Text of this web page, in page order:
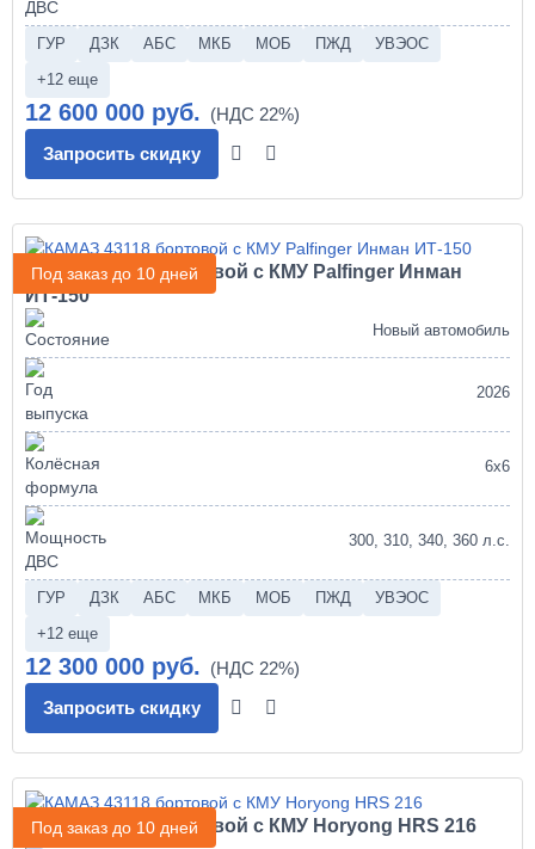
ГУР ДЗК АБС МКБ МОБ ПЖД
УВЭОС
+12 еще
12 600 000 руб.
Запросить скидку
Под заказ до 10 дней
КАМАЗ 43118 бортовой с КМУ Palfinger Инман
ИТ-150
Новый автомобиль
2026
6х6
300, 310, 340, 360 л.с.
ГУР ДЗК АБС МКБ МОБ ПЖД
УВЭОС
+12 еще
12 300 000 руб.
Запросить скидку
Под заказ до 10 дней
КАМАЗ 43118 бортовой с КМУ Horyong HRS 216